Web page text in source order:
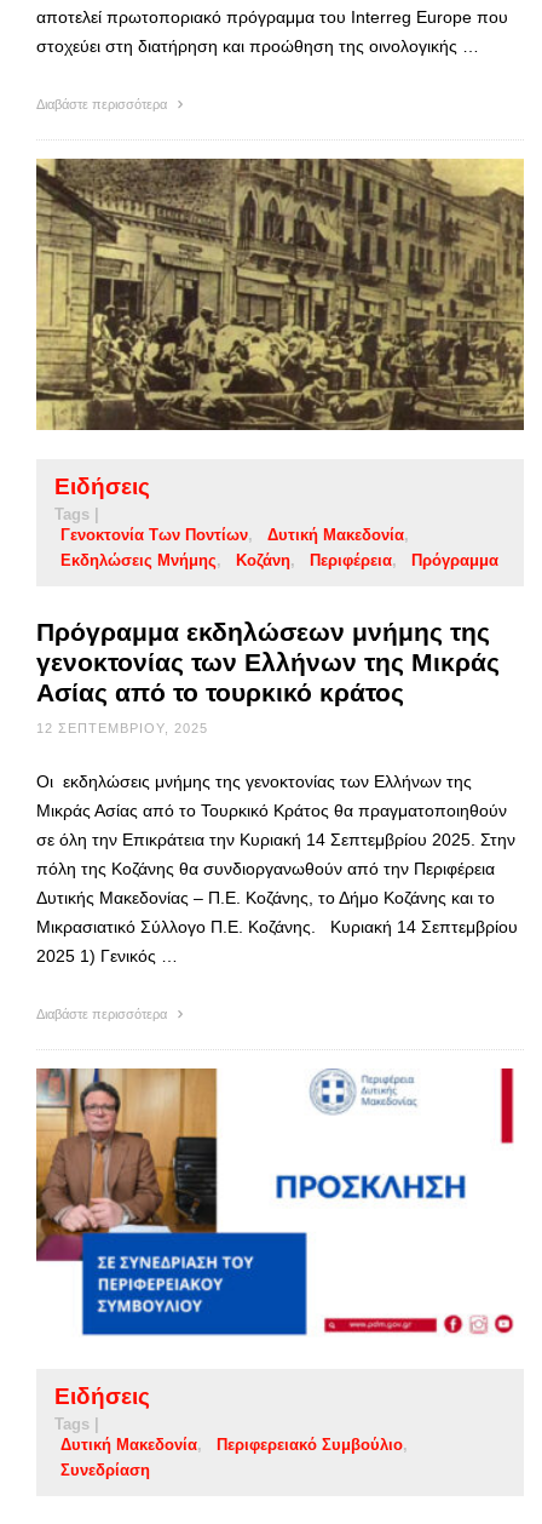
αποτελεί πρωτοποριακό πρόγραμμα του Interreg Europe που
στοχεύει στη διατήρηση και προώθηση της οινολογικής …
Διαβάστε περισσότερα
Ειδήσεις
Tags |
Γενοκτονία Των Ποντίων
Δυτική Μακεδονία
Εκδηλώσεις Μνήμης
Κοζάνη Περιφέρεια Πρόγραμμα
Πρόγραμμα εκδηλώσεων μνήμης της
γενοκτονίας των Ελλήνων της Μικράς
Ασίας από το τουρκικό κράτος
12 ΣΕΠΤΕΜΒΡΊΟΥ, 2025
Οι εκδηλώσεις μνήμης της γενοκτονίας των Ελλήνων της
Μικράς Ασίας από το Τουρκικό Κράτος θα πραγματοποιηθούν
σε όλη την Επικράτεια την Κυριακή 14 Σεπτεμβρίου 2025. Στην
πόλη της Κοζάνης θα συνδιοργανωθούν από την Περιφέρεια
Δυτικής Μακεδονίας – Π.Ε. Κοζάνης, το Δήμο Κοζάνης και το
Μικρασιατικό Σύλλογο Π.Ε. Κοζάνης. Κυριακή 14 Σεπτεμβρίου
2025 1) Γενικός …
Διαβάστε περισσότερα
Ειδήσεις
Tags |
Δυτική Μακεδονία
Περιφερειακό Συμβούλιο
Συνεδρίαση